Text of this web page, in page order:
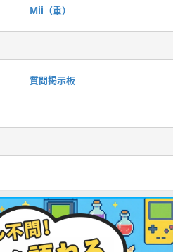
Mii（重）
質問掲示板